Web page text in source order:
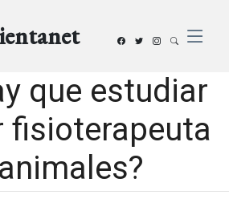
que estudiar
fisioterapeuta